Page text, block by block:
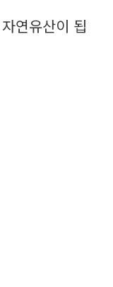
연유산이 됩